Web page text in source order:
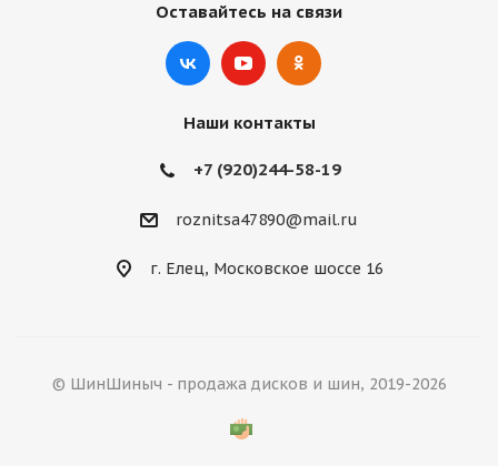
Оставайтесь на связи
Наши контакты
+7 (920)244-58-19
roznitsa47890@mail.ru
г. Елец, Московское шоссе 16
© ШинШиныч - продажа дисков и шин, 2019-2026